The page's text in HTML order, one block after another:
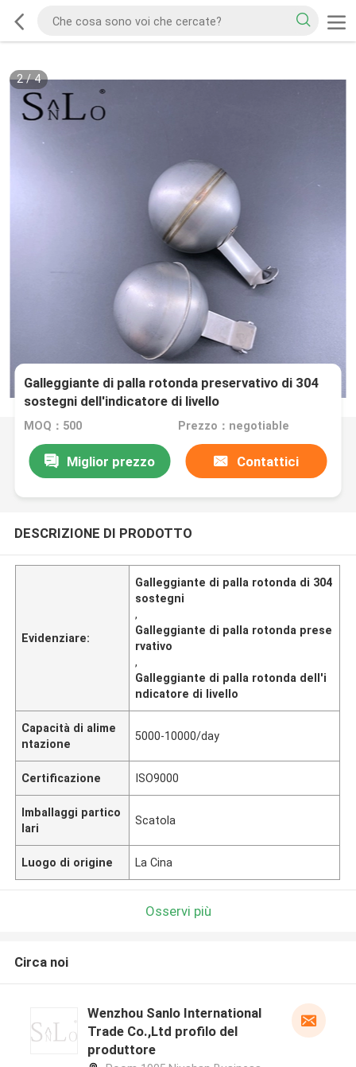
2/4
Galleggiante di palla rotonda preservativo di 304
sostegni dell'indicatore di livello
MOQ：500 Prezzo：negotiable
Miglior prezzo Contattici
DESCRIZIONE DI PRODOTTO
Evidenziare:
Galleggiante di palla rotonda di 304
sostegni
,
Galleggiante di palla rotonda prese
rvativo
,
Galleggiante di palla rotonda dell'i
ndicatore di livello
Capacità di alime
ntazione
5000-10000/day
Certificazione ISO9000
Imballaggi partico
lari
Scatola
Luogo di origine La Cina
Osservi più
Circa noi
Wenzhou Sanlo International
Trade Co.,Ltd profilo del
produttore